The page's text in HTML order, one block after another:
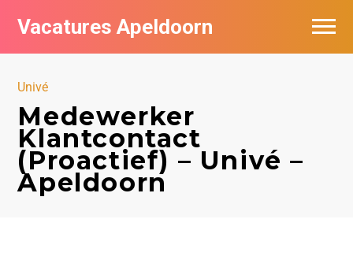
Vacatures Apeldoorn
Univé
Medewerker
Klantcontact
(Proactief) – Univé –
Apeldoorn
Vacatures per bedrijf
Nieuwsbrief feed